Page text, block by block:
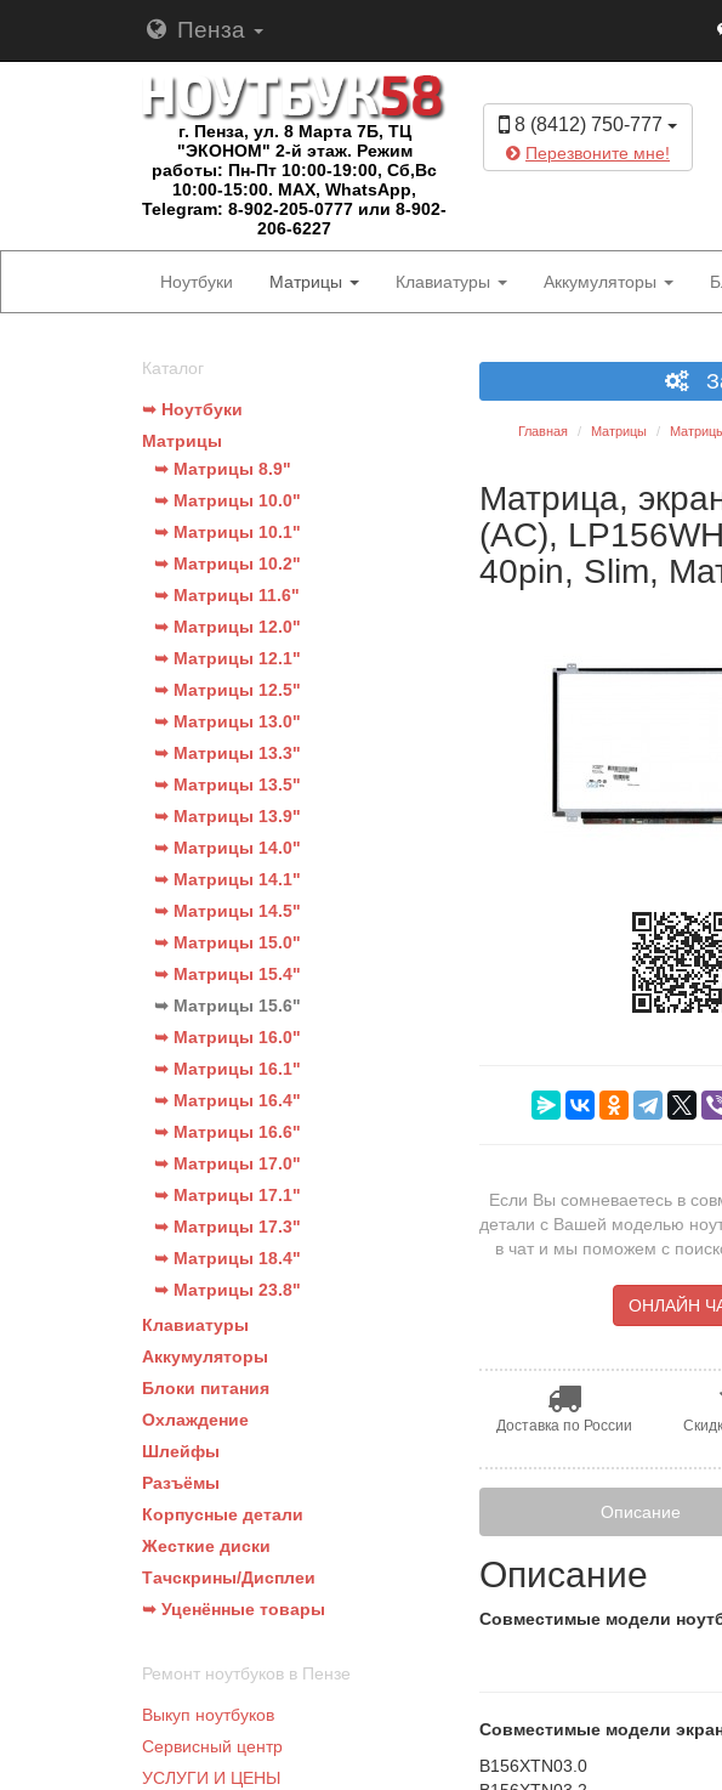
Пенза
г. Пенза, ул. 8 Марта 7Б, ТЦ
"ЭКОНОМ" 2-й этаж. Режим
работы: Пн-Пт 10:00-19:00, Сб,Вс
10:00-15:00. MAX, WhatsApp,
Telegram: 8-902-205-0777 или 8-902-
206-6227
8 (8412) 750-777
Перезвоните мне!
Ноутбуки Матрицы Клавиатуры Аккумуляторы
Каталог
➥ Ноутбуки
Матрицы
➥ Матрицы 8.9"
➥ Матрицы 10.0"
➥ Матрицы 10.1"
➥ Матрицы 10.2"
➥ Матрицы 11.6"
➥ Матрицы 12.0"
➥ Матрицы 12.1"
➥ Матрицы 12.5"
➥ Матрицы 13.0"
➥ Матрицы 13.3"
➥ Матрицы 13.5"
➥ Матрицы 13.9"
➥ Матрицы 14.0"
➥ Матрицы 14.1"
➥ Матрицы 14.5"
➥ Матрицы 15.0"
➥ Матрицы 15.4"
➥ Матрицы 15.6"
➥ Матрицы 16.0"
➥ Матрицы 16.1"
➥ Матрицы 16.4"
➥ Матрицы 16.6"
➥ Матрицы 17.0"
➥ Матрицы 17.1"
➥ Матрицы 17.3"
➥ Матрицы 18.4"
➥ Матрицы 23.8"
Клавиатуры
Аккумуляторы
Блоки питания
Охлаждение
Шлейфы
Разъёмы
Корпусные детали
Жесткие диски
Тачскрины/Дисплеи
➥ Уценённые товары
Ремонт ноутбуков в Пензе
Выкуп ноутбуков
Сервисный центр
УСЛУГИ И ЦЕНЫ
Главная Матрицы
Матрица,
(AC),
40pin, Slim,
Если Вы сомневаетесь в
детали с Вашей моделью
в чат и мы поможем с
ОНЛАЙН
Доставка по России
Описание
Описание
Совместимые модели
Совместимые модели
B156XTN03.0